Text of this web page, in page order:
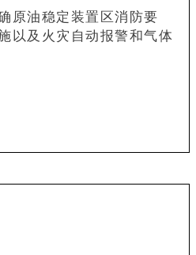
原油稳定装置区消防要
以及火灾自动报警和气体